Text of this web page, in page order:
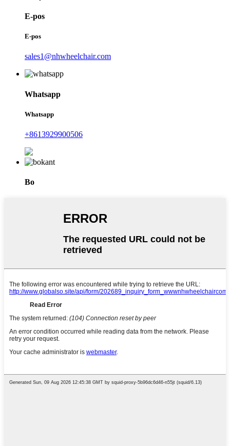
E-pos
E-pos
sales1@nhwheelchair.com
Whatsapp
Whatsapp
+8613929900506
Bo